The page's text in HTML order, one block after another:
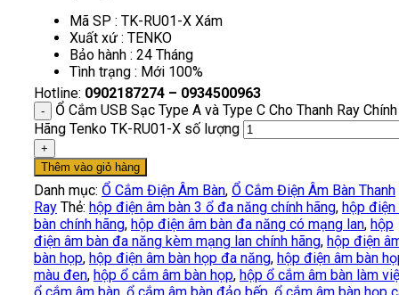
Mã SP : TK-RU01-X Xám
Xuất xứ : TENKO
Bảo hành : 24 Tháng
Tình trạng : Mới 100%
Hotline: 0902187274 – 0934500963
Ổ Cắm USB Sạc Type A và Type C Cho Thanh Ray Chính
Hãng Tenko TK-RU01-X số lượng
Thêm vào giỏ hàng
Danh mục: Ổ Cắm Điện Âm Bàn, Ổ Cắm Điện Âm Bàn Thanh
Ray Thẻ: hộp điện âm bàn 3 ổ đa năng chính hãng, hộp điện
bàn chính hãng, hộp điện âm bàn đa năng có mạng lan, hộp
điện âm bàn đa năng kèm mạng lan chính hãng, hộp điện
bàn họp, hộp điện âm bàn họp đa năng, hộp điện âm bàn
màu đen, hộp ổ cắm âm bàn họp, hộp ổ cắm âm bàn làm
ổ cắm âm bàn ổ cắm âm bàn đảo bếp ổ cắm âm bàn họp